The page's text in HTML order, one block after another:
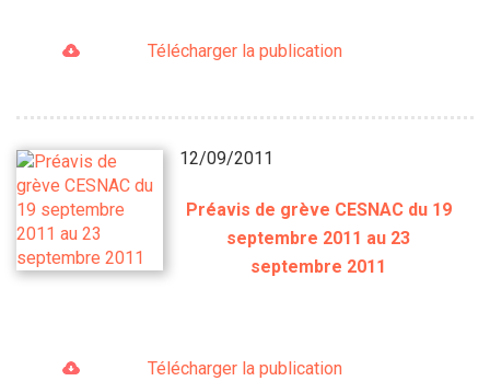
Télécharger la publication
12/09/2011
Préavis de grève CESNAC du 19
septembre 2011 au 23
septembre 2011
Télécharger la publication